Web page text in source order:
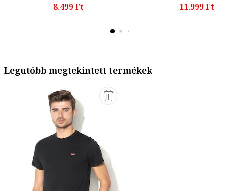
8.499 Ft
11.999 Ft
Legutóbb megtekintett termékek